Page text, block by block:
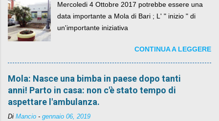
Mercoledi 4 Ottobre 2017 potrebbe essere una
data importante a Mola di Bari ; L' " inizio " di
un'importante iniziativa
CONTINUA A LEGGERE
Mola: Nasce una bimba in paese dopo tanti
anni! Parto in casa: non c'è stato tempo di
aspettare l'ambulanza.
Di Mancio - gennaio 06, 2019